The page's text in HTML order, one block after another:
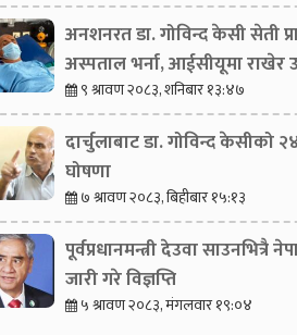
अनशनरत डा. गोविन्द केसी सेती
अस्पताल भर्ना, आईसीयूमा राखेर
९ श्रावण २०८३, शनिबार १३:४७
दार्चुलाबाट डा. गोविन्द केसीको
घोषणा
७ श्रावण २०८३, बिहीबार १५:१३
पूर्वप्रधानमन्त्री देउवा साउनभित्रै
जारी गरे विज्ञप्ति
५ श्रावण २०८३, मंगलवार १९:०४